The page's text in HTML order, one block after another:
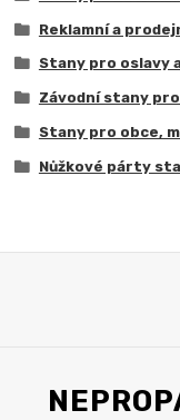
Reklamní a
Stany pro oslavy
Závodní stany
Stany pro obce,
Nůžkové párty